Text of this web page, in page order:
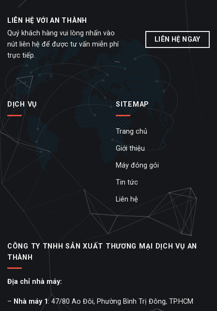
LIÊN HỆ VỚI AN THÀNH
Quý khách hàng vui lòng nhấn vào
nút liên hệ để được tư vấn miễn phí
trực tiếp.
LIÊN HỆ NGAY
DỊCH VỤ SITEMAP
Trang chủ
Giới thiệu
Máy đóng gói
Tin tức
Liên hệ
CÔNG TY TNHH SẢN XUẤT THƯƠNG MẠI DỊCH VỤ AN
THÀNH
Địa chỉ nhà máy:
– Nhà máy 1: 47/80 Ao Đôi, Phường Bình Trị Đông, TP.HCM